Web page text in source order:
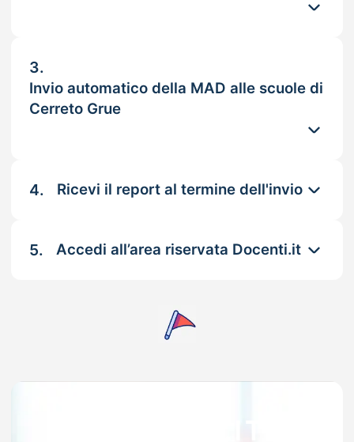
3.
Invio automatico della MAD alle scuole di
Cerreto Grue
4. Ricevi il report al termine dell'invio
5. Accedi all’area riservata Docenti.it